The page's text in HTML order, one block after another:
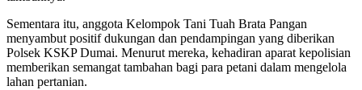
Sementara itu, anggota Kelompok Tani Tuah Brata Pangan
menyambut positif dukungan dan pendampingan yang diberikan
Polsek KSKP Dumai. Menurut mereka, kehadiran aparat kepolisian
memberikan semangat tambahan bagi para petani dalam mengelola
lahan pertanian.